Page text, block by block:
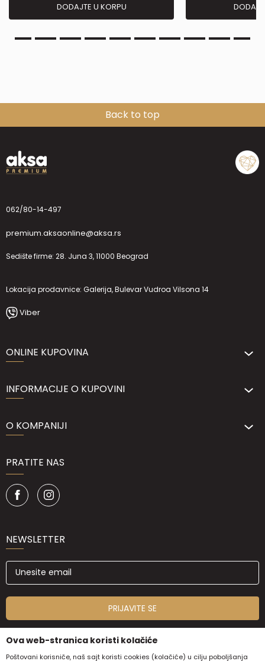
DODAJTE U KORPU
Back to top
062/80-14-497
premium.aksaonline@aksa.rs
Sedište firme: 28. Juna 3, 11000 Beograd
Lokacija prodavnice: Galerija, Bulevar Vudroa Vilsona 14
Viber
ONLINE KUPOVINA
INFORMACIJE O KUPOVINI
O KOMPANIJI
PRATITE NAS
NEWSLETTER
PRIJAVITE SE
Ova web-stranica koristi kolačiće
Poštovani korisniče, naš sajt koristi cookies (kolačiće) u cilju poboljšanja